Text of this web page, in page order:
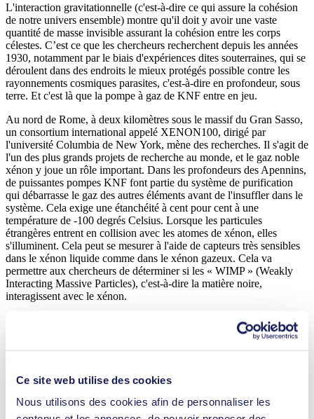
Ce site web utilise des cookies
Nous utilisons des cookies afin de personnaliser les
L'interaction gravitationnelle (c'est-à-dire ce qui assure la cohésion
de notre univers ensemble) montre qu'il doit y avoir une vaste
quantité de masse invisible assurant la cohésion entre les corps
célestes. C’est ce que les chercheurs recherchent depuis les années
1930, notamment par le biais d'expériences dites souterraines, qui se
déroulent dans des endroits le mieux protégés possible contre les
rayonnements cosmiques parasites, c'est-à-dire en profondeur, sous
terre. Et c'est là que la pompe à gaz de KNF entre en jeu.
Au nord de Rome, à deux kilomètres sous le massif du Gran Sasso,
un consortium international appelé XENON100, dirigé par
l'université Columbia de New York, mène des recherches. Il s'agit de
l'un des plus grands projets de recherche au monde, et le gaz noble
xénon y joue un rôle important. Dans les profondeurs des Apennins,
de puissantes pompes KNF font partie du système de purification
qui débarrasse le gaz des autres éléments avant de l'insuffler dans le
système. Cela exige une étanchéité à cent pour cent à une
température de -100 degrés Celsius. Lorsque les particules
étrangères entrent en collision avec les atomes de xénon, elles
s'illuminent. Cela peut se mesurer à l'aide de capteurs très sensibles
dans le xénon liquide comme dans le xénon gazeux. Cela va
permettre aux chercheurs de déterminer si les « WIMP » (Weakly
Interacting Massive Particles), c'est-à-dire la matière noire,
interagissent avec le xénon.
Pour permettre cette rencontre, la taille du conteneur de xénon est
constamment augmentée, car plus de xénon signifie plus de coups
élevé, à avoir été spécialement adaptée pour le projet à l'usine de
Munzingen. Par conséquent, pour augmenter le débit du système de
nettoyage, il faut utiliser davantage de pompes, et celles-ci doivent